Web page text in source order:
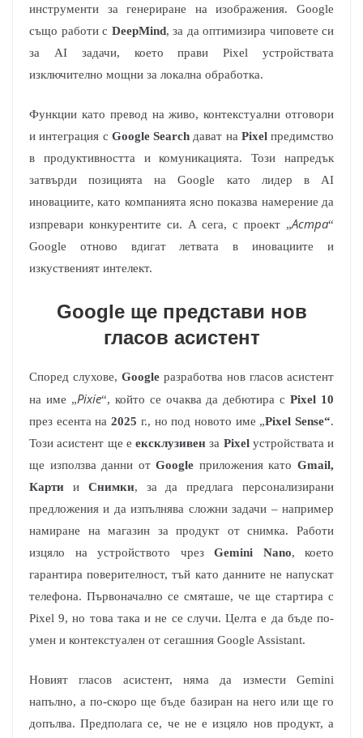
инструменти за генериране на изображения. Google
също работи с DeepMind, за да оптимизира чиповете си
за AI задачи, което прави Pixel устройствата
изключително мощни за локална обработка.
Функции като превод на живо, контекстуални отговори
и интеграция с Google Search дават на Pixel предимство
в продуктивността и комуникацията. Този напредък
затвърди позицията на Google като лидер в AI
иновациите, като компанията ясно показва намерение да
изпревари конкурентите си. А сега, с проект „Астра“
Google отново вдигат летвата в иновациите и
изкуственият интелект.
Google ще представи нов
гласов асистент
Според слухове, Google разработва нов гласов асистент
на име „Pixie“, който се очаква да дебютира сPixel 10
през есента на2025 г., но под новото име „Pixel Sense“.
Този асистент ще е ексклузивенза Pixel устройствата и
ще използва данни отGoogle приложения като Gmail,
Карти и Снимки, за да предлага персонализирани
предложения и да изпълнява сложни задачи – например
намиране на магазин за продукт от снимка. Работи
изцяло на устройството чрезGemini Nano, което
гарантира поверителност, тъй като данните не напускат
телефона. Първоначално се смяташе, че ще стартира с
Pixel 9, но това така и не се случи. Целта е да бъде по-
умен и контекстуален от сегашния Google Assistant.
Новият гласов асистент, няма да измести Gemini
напълно, а по-скоро ще бъде базиран на него или ще го
допълва. Предполага се, че не е изцяло нов продукт, а